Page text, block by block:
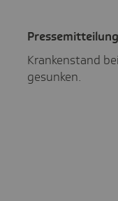
Pres­se­mit­tei­lung
Krankenstand
gesunken.